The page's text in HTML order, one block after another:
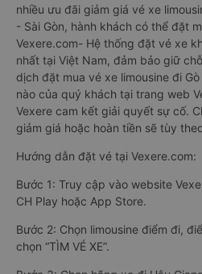
nhiều ưu đãi giảm giá vé xe
- Sài Gòn, hành khách có thể đặt
Vexere.com- Hệ thống đặt vé xe
nhất tại Việt Nam, đảm bảo giữ
dịch đặt mua vé xe limousine đi
nào của quý khách tại trang web
Vexere cam kết giải quyết sự cố.
giảm giá hoặc hoàn tiền sẽ tùy
Hướng dẫn đặt vé tại Vexere.com:
Bước 1: Truy cập vào website
CH Play hoặc App Store.
Bước 2: Chọn limousine điểm đi,
chọn “TÌM VÉ XE”.